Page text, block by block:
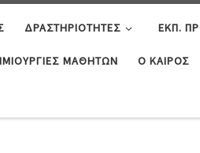
ΔΡΑΣΤΗΡΙΌΤΗΤΕΣ ΕΚΠ.
ΜΑΘΗΤΏΝ Ο ΚΑΙΡΌΣ